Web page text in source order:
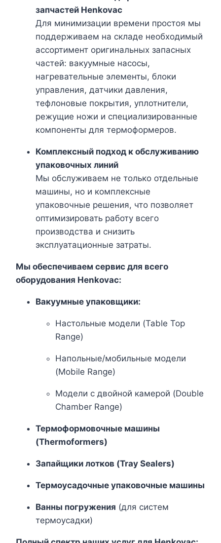
запчастей Henkovac
Для минимизации времени простоя мы
поддерживаем на складе необходимый
ассортимент оригинальных запасных
частей: вакуумные насосы,
нагревательные элементы, блоки
управления, датчики давления,
тефлоновые покрытия, уплотнители,
режущие ножи и специализированные
компоненты для термоформеров.
Комплексный подход к обслуживанию
упаковочных линий
Мы обслуживаем не только отдельные
машины, но и комплексные
упаковочные решения, что позволяет
оптимизировать работу всего
производства и снизить
эксплуатационные затраты.
Мы обеспечиваем сервис для всего
оборудования Henkovac:
Вакуумные упаковщики:
Настольные модели (Table Top
Range)
Напольные/мобильные модели
(Mobile Range)
Модели с двойной камерой (Double
Chamber Range)
Термоформовочные машины
(Thermoformers)
Запайщики лотков (Tray Sealers)
Термоусадочные упаковочные машины
Ванны погружения (для систем
термоусадки)